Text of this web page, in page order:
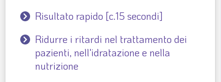
Risultato rapido [c.15 secondi]
Ridurre i ritardi nel trattamento dei
pazienti, nell'idratazione e nella
nutrizione